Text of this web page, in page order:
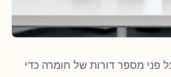
פני מספר דורות של חומרה כדי